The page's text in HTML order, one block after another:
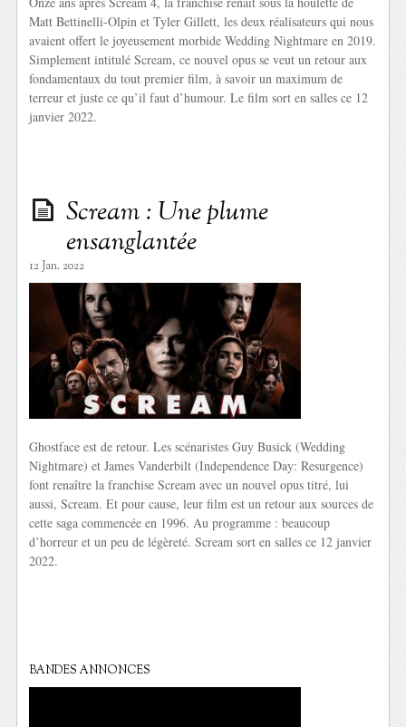
Matt Bettinelli-Olpin et Tyler Gillett, les deux réalisateurs qui nous
avaient offert le joyeusement morbide Wedding Nightmare en 2019.
Simplement intitulé Scream, ce nouvel opus se veut un retour aux
fondamentaux du tout premier film, à savoir un maximum de
terreur et juste ce qu’il faut d’humour. Le film sort en salles ce 12
janvier 2022.
Scream : Une plume
ensanglantée
12 Jan. 2022
Ghostface est de retour. Les scénaristes Guy Busick (Wedding
Nightmare) et James Vanderbilt (Independence Day: Resurgence)
font renaître la franchise Scream avec un nouvel opus titré, lui
aussi, Scream. Et pour cause, leur film est un retour aux sources de
cette saga commencée en 1996. Au programme : beaucoup
d’horreur et un peu de légèreté. Scream sort en salles ce 12 janvier
2022.
BANDES ANNONCES